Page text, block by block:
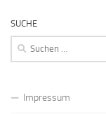
SUCHE
Suchen
Impressum